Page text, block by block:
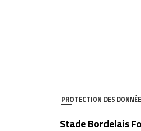
PROTECTION DES
Stade Bordelais